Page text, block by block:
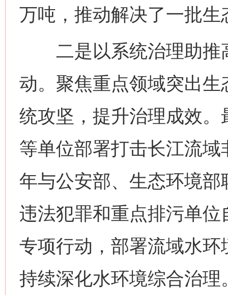
万吨，推动解决了一批
二是以系统治理助推
动。聚焦重点领域突出
统攻坚，提升治理成效
等单位部署打击长江流
年与公安部、生态环境
违法犯罪和重点排污单
专项行动，部署流域水
持续深化水环境综合治理